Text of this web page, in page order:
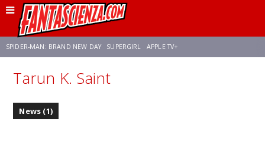
SPIDER-MAN: BRAND NEW DAY SUPERGIRL APPLE TV+
FRANCO RICCIARDIELLO ZENDAYA
Tarun K. Saint
News (1)